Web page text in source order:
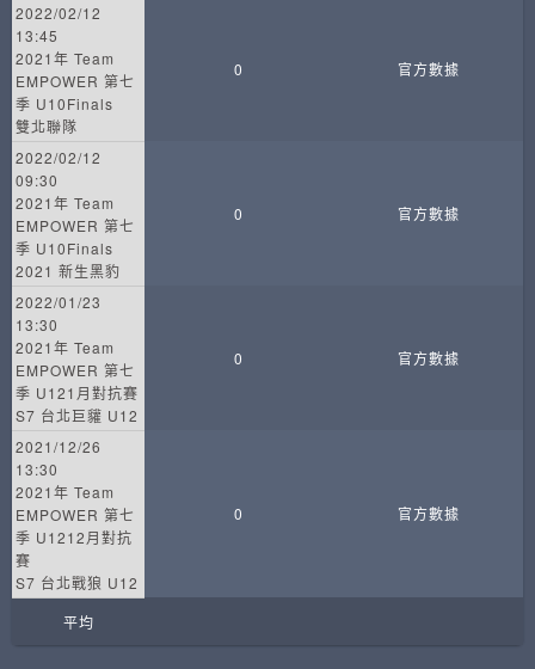
2022/02/12
13:45
2021年 Team
EMPOWER 第七
季 U10Finals
雙北聯隊
0 官方數據
2022/02/12
09:30
2021年 Team
EMPOWER 第七
季 U10Finals
2021 新生黑豹
0 官方數據
2022/01/23
13:30
2021年 Team
EMPOWER 第七
季 U121月對抗賽
S7 台北巨貛 U12
0 官方數據
2021/12/26
13:30
2021年 Team
EMPOWER 第七
季 U1212月對抗
賽
S7 台北戰狼 U12
0 官方數據
平均